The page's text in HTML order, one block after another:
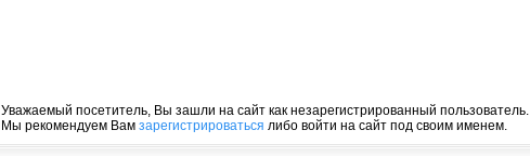
Уважаемый посетитель, Вы зашли на сайт как незарегистрированный пользователь.
Мы рекомендуем Вам зарегистрироваться либо войти на сайт под своим именем.